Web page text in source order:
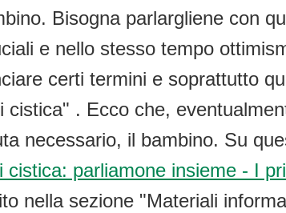
Bisogna parlargliene con
e nello stesso tempo
certi termini e soprattutto
. Ecco che,
necessario, il bambino. Su
cistica: parliamone insieme - I
nella sezione "Materiali